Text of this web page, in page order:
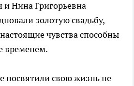
и Нина Григорьевна
золотую свадьбу,
чувства способны
временем.
посвятили свою жизнь не